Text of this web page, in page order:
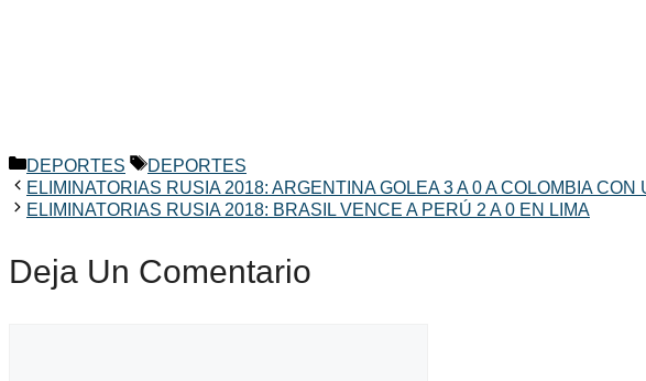
Categorías
DEPORTES Etiquetas
DEPORTES
ELIMINATORIAS RUSIA 2018: ARGENTINA GOLEA 3 A 0 A COLOMBIA
ELIMINATORIAS RUSIA 2018: BRASIL VENCE A PERÚ 2 A 0 EN LIMA
Deja Un Comentario